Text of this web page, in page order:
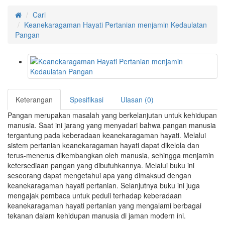
Cari
Keanekaragaman Hayati Pertanian menjamin Kedaulatan
Pangan
Keterangan Spesifikasi
Ulasan (0)
Pangan merupakan masalah yang berkelanjutan untuk kehidupan
manusia. Saat ini jarang yang menyadari bahwa pangan manusia
tergantung pada keberadaan keanekaragaman hayati. Melalui
sistem pertanian keanekaragaman hayati dapat dikelola dan
terus-menerus dikembangkan oleh manusia, sehingga menjamin
ketersediaan pangan yang dibutuhkannya. Melalui buku ini
seseorang dapat mengetahui apa yang dimaksud dengan
keanekaragaman hayati pertanian. Selanjutnya buku ini juga
mengajak pembaca untuk peduli terhadap keberadaan
keanekaragaman hayati pertanian yang mengalami berbagai
tekanan dalam kehidupan manusia di jaman modern ini.